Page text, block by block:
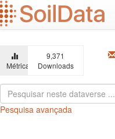
Ir
para
o
principal
Métricas
9,371
Downloads
Pesquisa avançada